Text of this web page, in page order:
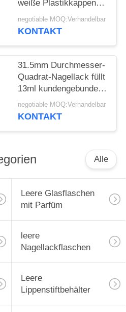
weiße Plastikkappen
mit Bürste ab
negotiable MOQ:Verhandelbar
KONTAKT
31.5mm Durchmesser-
Quadrat-Nagellack füllt
13ml kundengebundene
Farbe ab
negotiable MOQ:Verhandelbar
KONTAKT
Alle
Leere Glasflaschen
mit Parfüm
leere
Nagellackflaschen
Leere
Lippenstiftbehälter